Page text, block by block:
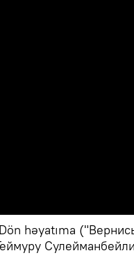
həyatıma